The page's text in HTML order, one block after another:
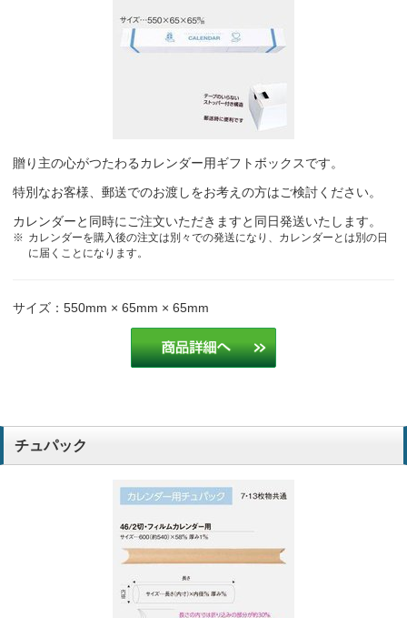
贈り主の心がつたわるカレンダー用ギフトボックスです。
特別なお客様、郵送でのお渡しをお考えの方はご検討ください。
カレンダーと同時にご注文いただきますと同日発送いたします。
カレンダーを購入後の注文は別々での発送になり、カレンダーとは別の日
に届くことになります。
サイズ：550mm × 65mm × 65mm
チュパック